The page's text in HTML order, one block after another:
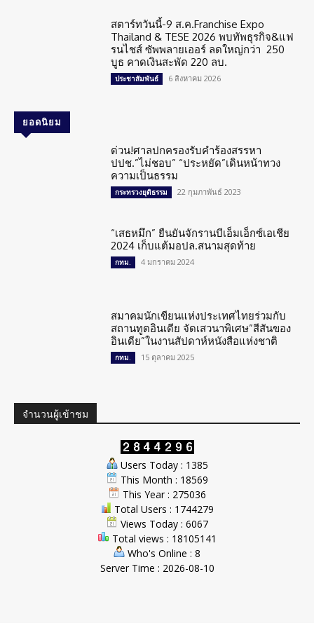
สตาร์ทวันนี้-9 ส.ค.Franchise Expo
Thailand & TESE 2026 พบทัพธุรกิจ&แฟ
รนไชส์ ซัพพลายเออร์ ลดใหญ่กว่า 250
บูธ คาดเงินสะพัด 220 ลบ.
ประชาสัมพันธ์ 6 สิงหาคม 2026
ยอดนิยม
ด่วน!ศาลปกครองรับคำร้องสรรหา
ปปช.”ไม่ชอบ” “ประหยัด”เดินหน้าทวง
ความเป็นธรรม
กระทรวงยุติธรรม 22 กุมภาพันธ์ 2023
“เสธหมึก” ยืนยันจักรานบีเอ็มเอ็กซ์เอเชีย
2024 เก็บแต้มอปล.สนามสุดท้าย
กทม. 4 มกราคม 2024
สมาคมนักเขียนแห่งประเทศไทยร่วมกับ
สถานทูตอินเดีย จัดเสวนาพิเศษ”สีสันของ
อินเดีย”ในงานสัปดาห์หนังสือแห่งชาติ
กทม. 15 ตุลาคม 2025
จำนวนผู้เข้าชม
Users Today : 1385
This Month : 18569
This Year : 275036
Total Users : 1744279
Views Today : 6067
Total views : 18105141
Who's Online : 8
Server Time : 2026-08-10